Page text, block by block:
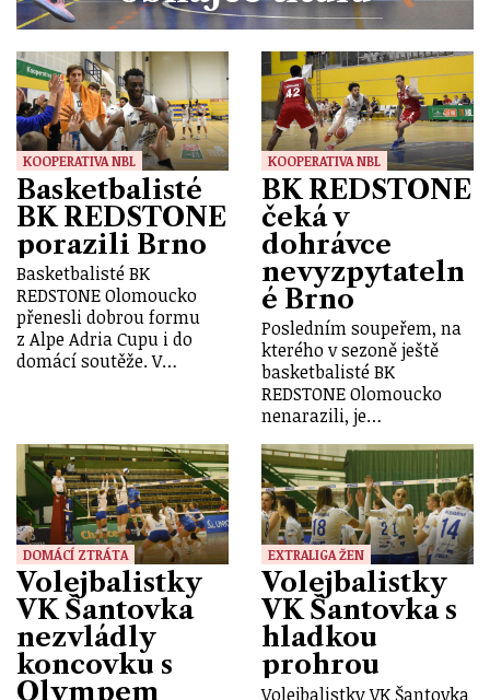
KOOPERATIVA NBL
Basketbalisté
BK REDSTONE
porazili Brno
Basketbalisté BK
REDSTONE Olomoucko
přenesli dobrou formu
z Alpe Adria Cupu i do
domácí soutěže. V…
KOOPERATIVA NBL
BK REDSTONE
čeká v
dohrávce
nevyzpytateln
é Brno
Posledním soupeřem, na
kterého v sezoně ještě
basketbalisté BK
REDSTONE Olomoucko
nenarazili, je…
DOMÁCÍ ZTRÁTA
Volejbalistky
VK Šantovka
nezvládly
koncovku s
Olympem
EXTRALIGA ŽEN
Volejbalistky
VK Šantovka s
hladkou
prohrou
Volejbalistky VK Šantovka